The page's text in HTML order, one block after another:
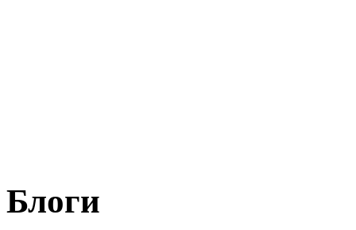
Блоги